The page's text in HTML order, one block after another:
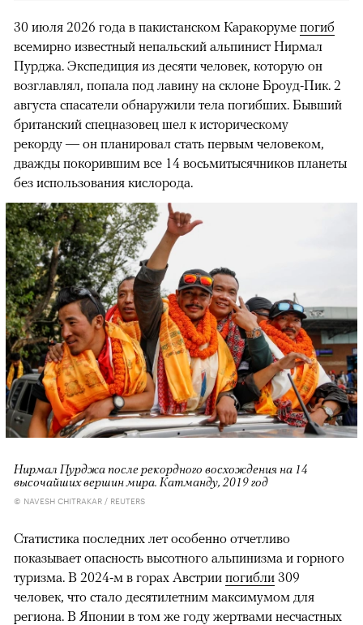
30 июля 2026 года в пакистанском Каракоруме погиб
всемирно известный непальский альпинист Нирмал
Пурджа. Экспедиция из десяти человек, которую он
возглавлял, попала под лавину на склоне Броуд-Пик. 2
августа спасатели обнаружили тела погибших. Бывший
британский спецназовец шел к историческому
рекорду — он планировал стать первым человеком,
дважды покорившим все 14 восьмитысячников планеты
без использования кислорода.
Нирмал Пурджа после рекордного восхождения на 14
высочайших вершин мира. Катманду, 2019 год
© NAVESH CHITRAKAR / REUTERS
Статистика последних лет особенно отчетливо
показывает опасность высотного альпинизма и горного
туризма. В 2024-м в горах Австрии погибли 309
человек, что стало десятилетним максимумом для
региона. В Японии в том же году жертвами несчастных